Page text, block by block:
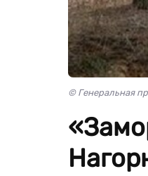
© Генеральная